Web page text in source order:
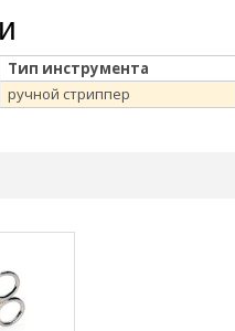
Тип инструмента
ручной стриппер